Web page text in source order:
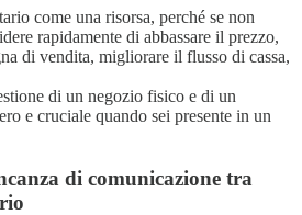
come una risorsa, perché se non
rapidamente di abbassare il prezzo,
di vendita, migliorare il flusso di cassa,
di un negozio fisico e di un
e cruciale quando sei presente in un
di comunicazione tra